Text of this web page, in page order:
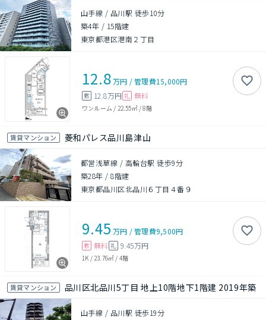
山手線 / 品川駅 徒歩10分
築4年 / 15階建
東京都港区港南２丁目
12.8万円 /管理費15,000円
敷 12.8万円 礼 無料
ワンルーム / 22.55㎡/8階
賃貸マンション 菱和パレス品川島津山
都営浅草線 / 高輪台駅 徒歩9分
築28年 /8階建
東京都品川区北品川６丁目４番９
9.45 万円 /管理費9,500円
敷 無料 礼 9.45万円
1K / 23.76㎡ / 4階
賃貸マンション 品川区北品川5丁目 地上10階地下1階建 2019年築
山手線 / 品川駅 徒歩19分